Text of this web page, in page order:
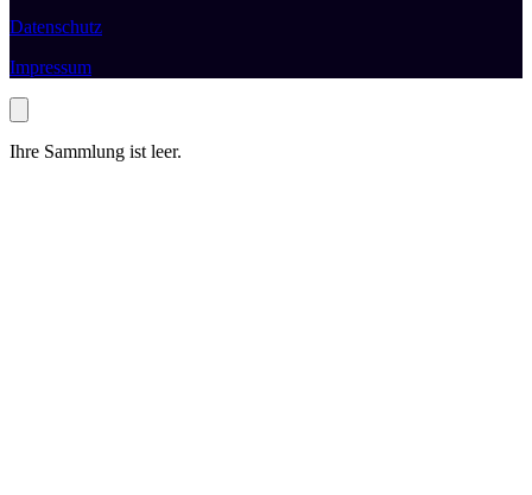
Datenschutz
Impressum
Ihre Sammlung ist leer.